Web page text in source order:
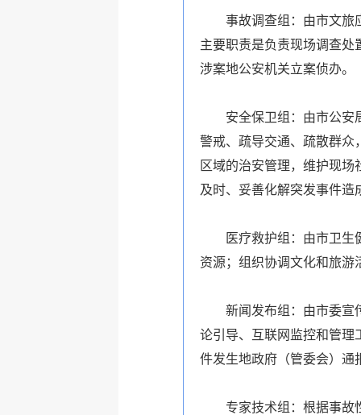
事故调查组：由市文旅
主要职责是负责现场调查处
涉案地公安机关立案侦办。
安全保卫组：由市公安
警戒、疏导交通、疏散群众
区域的治安管理，维护现
及时、妥善化解突发事件造
医疗救护组：由市卫
资源；组织协调文化和旅游
新闻发布组：由市委宣
论引导、互联网监控和管理
件发生地政府（管委会）通
专家技术组：根据事故